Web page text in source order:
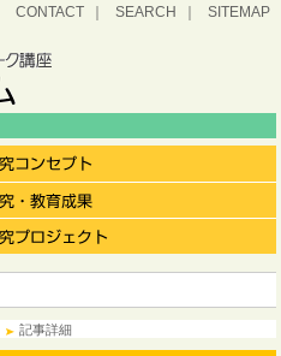
CONTACT SEARCH SITEMAP
記事詳細